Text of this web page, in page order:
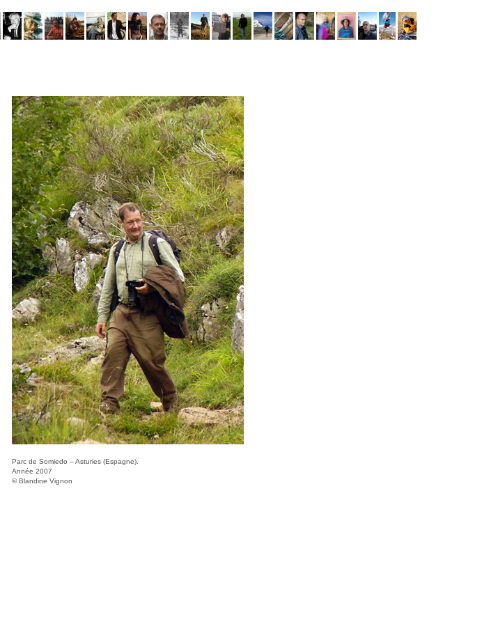
Parc de Somiedo – Asturies (Espagne).
Année 2007
© Blandine Vignon